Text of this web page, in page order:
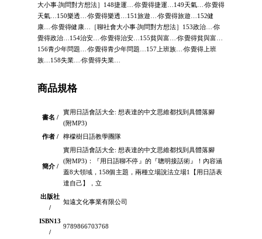
大小事‧詢問對方想法］148捷運…‧你覺得捷運…149天氣…‧你覺得
天氣…150樂透…‧你覺得樂透…151旅遊…‧你覺得旅遊…152健
康…‧你覺得健康…［聊社會大小事‧詢問對方想法］153政治…‧你
覺得政治…154治安…‧你覺得治安…155貧與富…‧你覺得貧與富…
156青少年問題…‧你覺得青少年問題…157上班族…‧你覺得上班
族…158失業…‧你覺得失業…
商品規格
書名 /
實用日語會話大全: 想表達的中文思維都找到具體落腳
(附MP3)
作者 /
檸檬樹日語教學團隊
簡介 /
實用日語會話大全: 想表達的中文思維都找到具體落腳
(附MP3)：『用日語聊不停』的『聰明接話術』！內容涵
蓋8大領域，158個主題，兩種立場說法立場1【用日語表
達自己】，立
出版社
/
知遠文化事業有限公司
ISBN13
/
9789866703768